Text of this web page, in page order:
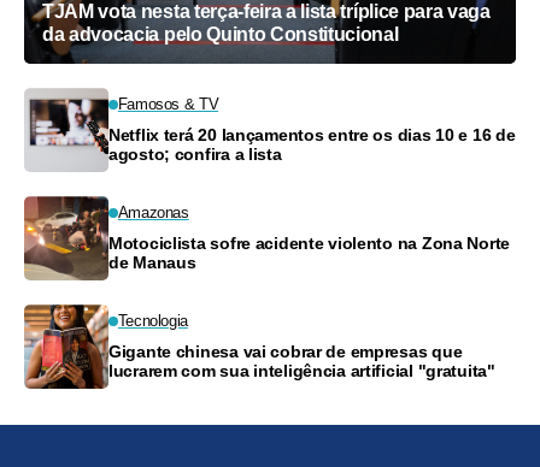
TJAM vota nesta terça-feira a lista tríplice para vaga
da advocacia pelo Quinto Constitucional
Famosos & TV
Netflix terá 20 lançamentos entre os dias 10 e 16 de
agosto; confira a lista
Amazonas
Motociclista sofre acidente violento na Zona Norte
de Manaus
Tecnologia
Gigante chinesa vai cobrar de empresas que
lucrarem com sua inteligência artificial "gratuita"